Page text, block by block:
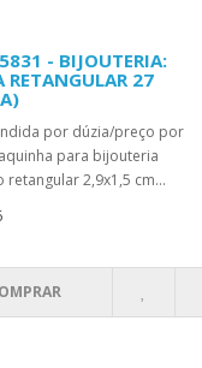
- BIJOUTERIA:
RETANGULAR 27
por dúzia/preço por
para bijouteria
retangular 2,9x1,5 cm...